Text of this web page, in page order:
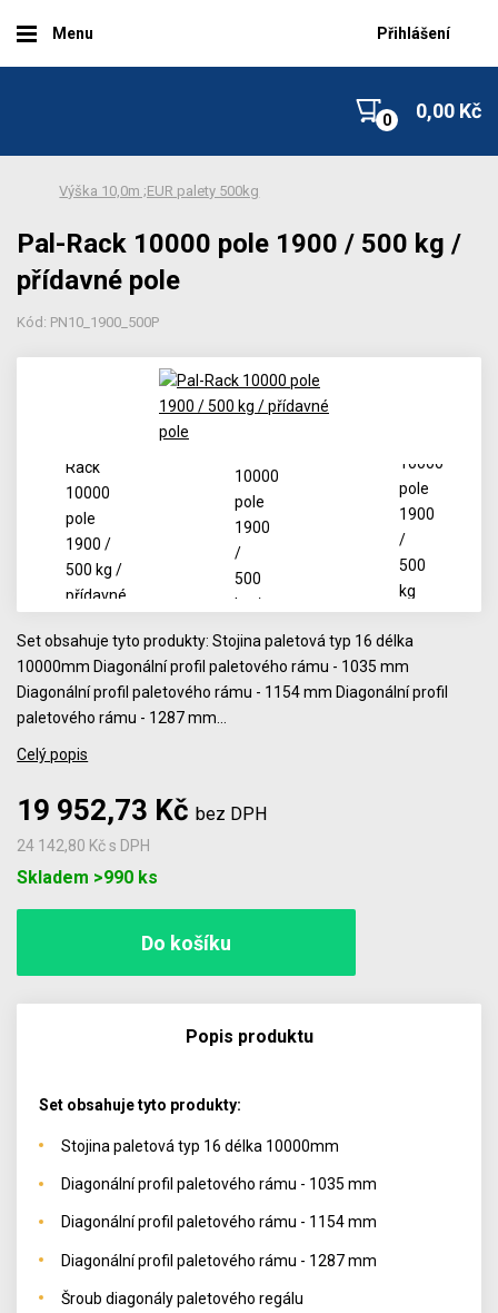
Menu Přihlášení
0,00 Kč
Výška 10,0m ;EUR palety 500kg
Pal-Rack 10000 pole 1900 / 500 kg /
přídavné pole
Kód: PN10_1900_500P
Set obsahuje tyto produkty: Stojina paletová typ 16 délka
10000mm Diagonální profil paletového rámu - 1035 mm
Diagonální profil paletového rámu - 1154 mm Diagonální profil
paletového rámu - 1287 mm…
Celý popis
19 952,73 Kčbez DPH
24 142,80 Kčs DPH
Skladem >990 ks
Počet
Popis produktu
Set obsahuje tyto produkty:
Stojina paletová typ 16 délka 10000mm
Diagonální profil paletového rámu - 1035 mm
Diagonální profil paletového rámu - 1154 mm
Diagonální profil paletového rámu - 1287 mm
Šroub diagonály paletového regálu